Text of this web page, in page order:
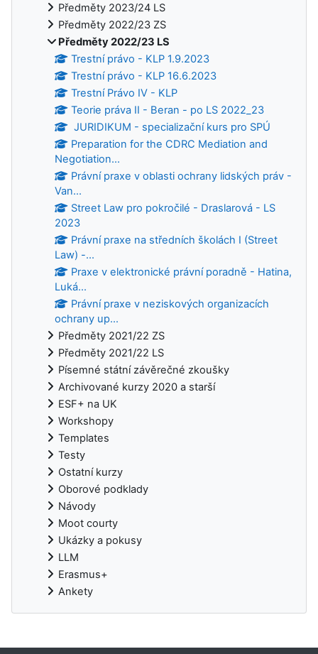
Předměty 2023/24 LS
Předměty 2022/23 ZS
Předměty 2022/23 LS
Trestní právo - KLP 1.9.2023
Trestní právo - KLP 16.6.2023
Trestní Právo IV - KLP
Teorie práva II - Beran - po LS 2022_23
JURIDIKUM - specializační kurs pro SPÚ
Preparation for the CDRC Mediation and
Negotiation...
Právní praxe v oblasti ochrany lidských práv -
Van...
Street Law pro pokročilé - Draslarová - LS
2023
Právní praxe na středních školách I (Street
Law) -...
Praxe v elektronické právní poradně - Hatina,
Luká...
Právní praxe v neziskových organizacích
ochrany up...
Předměty 2021/22 ZS
Předměty 2021/22 LS
Písemné státní závěrečné zkoušky
Archivované kurzy 2020 a starší
ESF+ na UK
Workshopy
Templates
Testy
Ostatní kurzy
Oborové podklady
Návody
Moot courty
Ukázky a pokusy
LLM
Erasmus+
Ankety
Doplňkové bloky